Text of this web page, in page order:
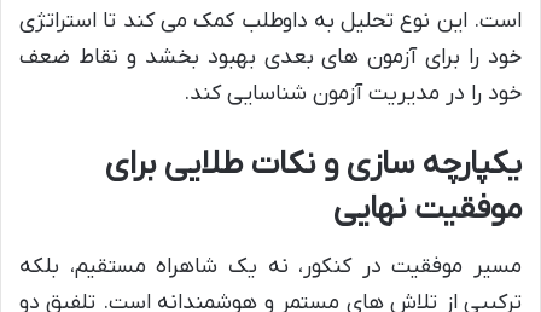
است. این نوع تحلیل به داوطلب کمک می کند تا استراتژی
خود را برای آزمون های بعدی بهبود بخشد و نقاط ضعف
خود را در مدیریت آزمون شناسایی کند.
یکپارچه سازی و نکات طلایی برای
موفقیت نهایی
مسیر موفقیت در کنکور، نه یک شاهراه مستقیم، بلکه
ترکیبی از تلاش های مستمر و هوشمندانه است. تلفیق دو